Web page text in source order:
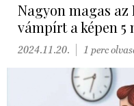
Nagyon magas
vámpírt a képen 5
2024.11.20. 1 perc